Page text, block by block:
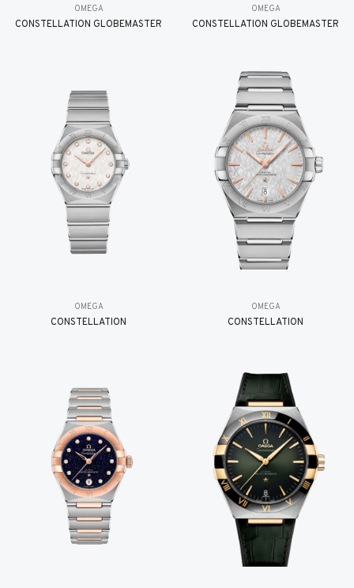
OMEGA
CONSTELLATION GLOBEMASTER
OMEGA
CONSTELLATION GLOBEMASTER
OMEGA
CONSTELLATION
OMEGA
CONSTELLATION